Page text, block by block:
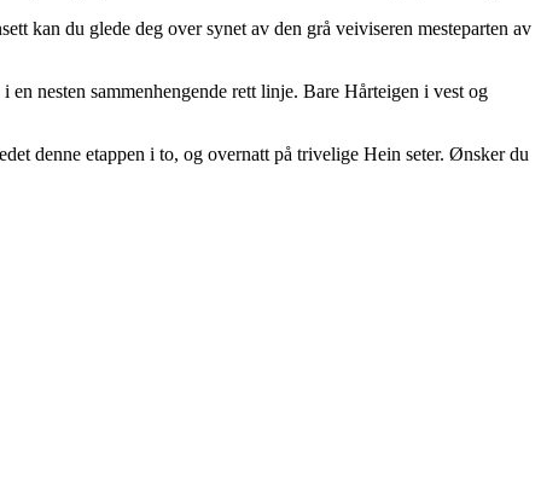
kan du glede deg over synet av den grå veiviseren mesteparten av
nesten sammenhengende rett linje. Bare Hårteigen i vest og
denne etappen i to, og overnatt på trivelige Hein seter. Ønsker du